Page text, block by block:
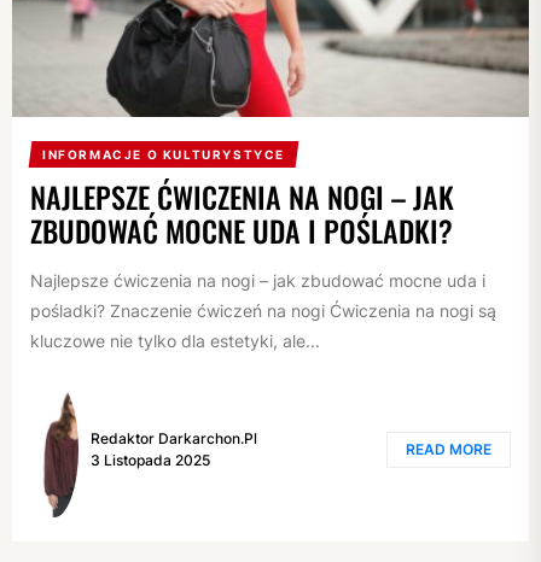
INFORMACJE O KULTURYSTYCE
NAJLEPSZE ĆWICZENIA NA NOGI – JAK
ZBUDOWAĆ MOCNE UDA I POŚLADKI?
Najlepsze ćwiczenia na nogi – jak zbudować mocne uda i
pośladki? Znaczenie ćwiczeń na nogi Ćwiczenia na nogi są
kluczowe nie tylko dla estetyki, ale...
Redaktor Darkarchon.pl
3 Listopada 2025
READ MORE